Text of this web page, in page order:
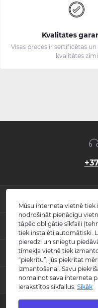
Kvalitātes
Visas preces ir sertificētas
kvalitātes zīmi
Jaunumi
Atsauksmes
Kontakti
Vietnes karte
Ražotāji
Īpašais piedāvājums
POPULĀRS
Izlietnes
Vannas
Maisītāji
Tualetes podi
KONTAKTI UN ADRESE
info@burlington.eu
P. 09:00 - 17:00
O. 09:00 - 17:00
MESENDŽERI
WhatsApp
Mūsu interneta vietnē tiek
nodrošināt pienācīgu
tāpēc obligātie sīkfaili
tiek instalēti automātiski.
pieredzi un sniegtu
tīmekļa vietnē tiek
“piekrītu”, jūs piekrītat
izmantošanai. Savu
nomainot sava interneta
ierakstītos sīkfailus. Sīkāk